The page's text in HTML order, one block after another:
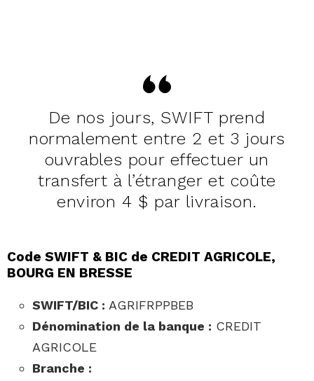
De nos jours, SWIFT prend
normalement entre 2 et 3 jours
ouvrables pour effectuer un
transfert à l’étranger et coûte
environ 4 $ par livraison.
Code SWIFT & BIC de CREDIT AGRICOLE,
BOURG EN BRESSE
SWIFT/BIC : AGRIFRPPBEB
Dénomination de la banque : CREDIT
AGRICOLE
Branche :